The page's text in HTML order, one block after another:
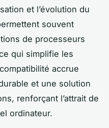
et l’évolution du
souvent
de processeurs
qui simplifie les
accrue
et une solution
renforçant l’attrait de
ordinateur.